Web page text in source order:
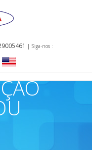
| Siga-nos :